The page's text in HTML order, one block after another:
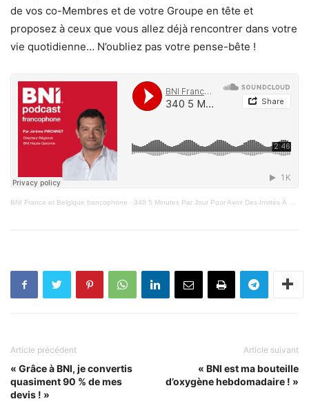
de vos co-Membres et de votre Groupe en tête et
proposez à ceux que vous allez déjà rencontrer dans votre
vie quotidienne… N’oubliez pas votre pense-bête !
BNI France et Belgique francophone · 340 5 Minutes Par Jour Pour Avoir Des Invités À Chaque Réunion PODCAST J.PIRONNET
Article précédent
« Grâce à BNI, je convertis
quasiment 90 % de mes
devis ! »
Article suivant
« BNI est ma bouteille
d’oxygène hebdomadaire ! »